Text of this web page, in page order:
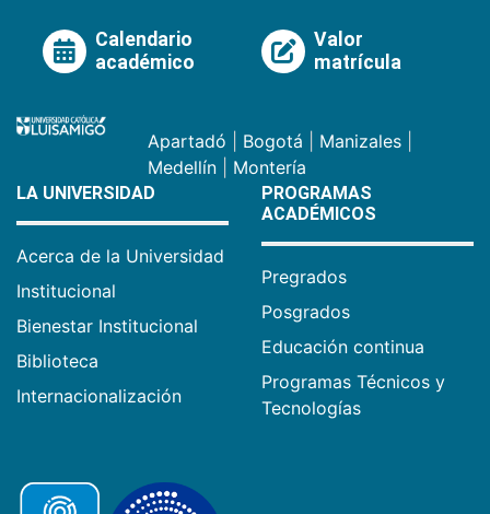
Calendario
académico
Valor
matrícula
Apartadó Bogotá Manizales
Medellín
Montería
LA UNIVERSIDAD
Acerca de la Universidad
Institucional
Bienestar Institucional
Biblioteca
Internacionalización
PROGRAMAS
ACADÉMICOS
Pregrados
Posgrados
Educación continua
Programas Técnicos y
Tecnologías